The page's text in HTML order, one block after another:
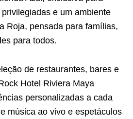
e um ambiente
Roja, pensada para famílias,
para todos.
de restaurantes, bares e
Hotel Riviera Maya
personalizadas a cada
música ao vivo e espetáculos